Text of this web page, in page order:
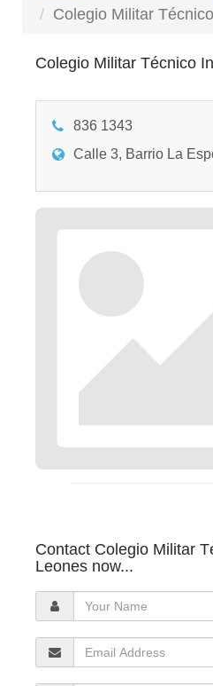
Colegio Militar
Colegio Militar Técnico
836 1343
Calle 3, Barrio La
Contact Colegio Militar
Leones now...
Your
Name
Email
Address